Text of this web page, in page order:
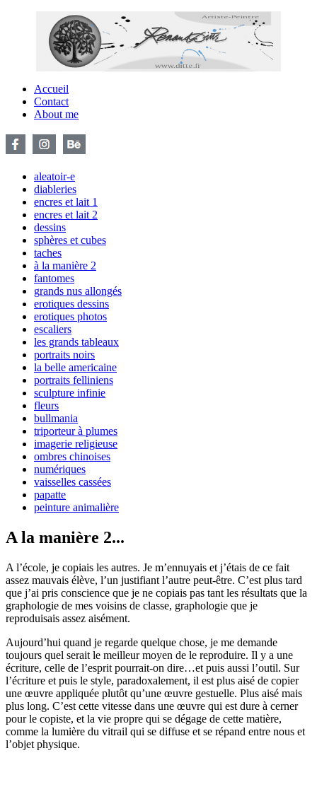
Accueil
Contact
About me
aleatoir-e
diableries
encres et lait 1
encres et lait 2
dessins
sphères et cubes
taches
à la manière 2
fantomes
grands nus allongés
erotiques dessins
erotiques photos
escaliers
les grands tableaux
portraits noirs
la belle americaine
portraits felliniens
sculpture infinie
fleurs
bullmania
triporteur à plumes
imagerie religieuse
ombres chinoises
numériques
vaisselles cassées
papatte
peinture animalière
A la manière 2...
A l’école, je copiais les autres. Je m’ennuyais et j’étais de ce fait
assez mauvais élève, l’un justifiant l’autre peut-être. C’est plus tard
que j’ai pris conscience que je ne copiais pas tant les résultats que la
graphologie de mes voisins de classe, graphologie que je
reproduisais assez aisément.
Aujourd’hui quand je regarde quelque chose, je me demande
toujours quel serait le meilleur moyen de le reproduire. Il y a une
écriture, celle de l’esprit pourrait-on dire…et puis aussi l’outil. Sur
l’écriture et puis le style, paradoxalement, il est plus aisé de copier
une œuvre appliquée plutôt qu’une œuvre gestuelle. Plus aisé mais
plus long. C’est cette vitesse dans une œuvre qui est dure à cerner
pour le copiste, et la vie propre qui se dégage de cette matière,
comme la lumière du vitrail qui se diffuse et se répand entre nous et
l’objet physique.